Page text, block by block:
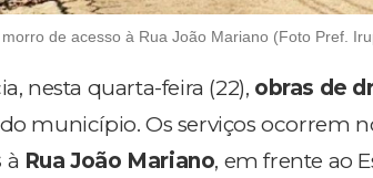
de acesso à Rua João Mariano (Foto Pref.
nesta quarta-feira (22), obras de
município. Os serviços ocorrem
à Rua João Mariano, em frente ao